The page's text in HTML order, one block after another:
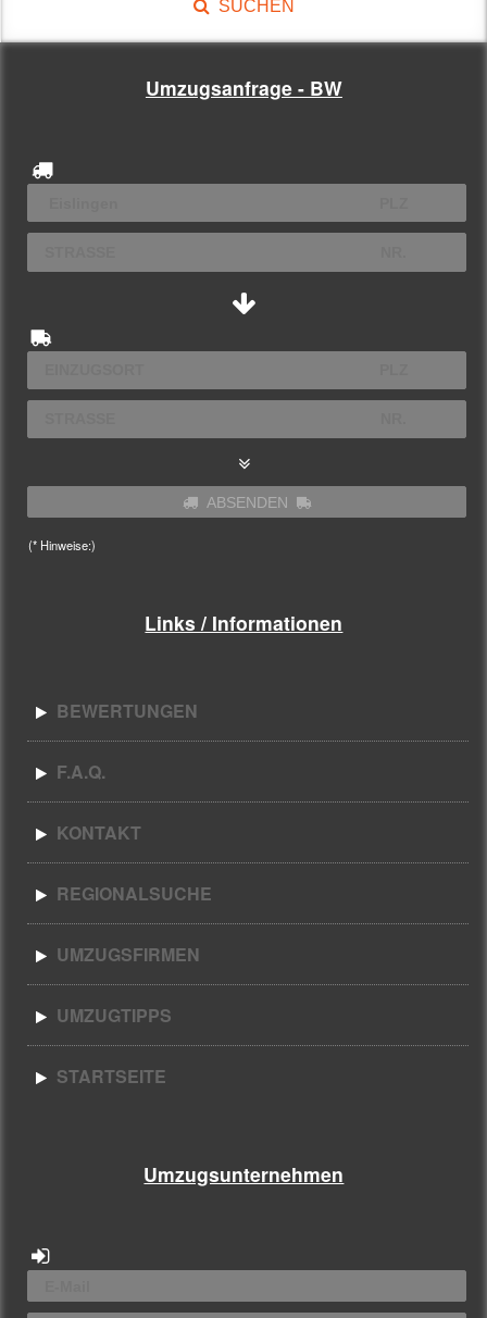
SUCHEN
Umzugsanfrage - BW
ABSENDEN
(* Hinweise:)
Links / Informationen
BEWERTUNGEN
F.A.Q.
KONTAKT
REGIONALSUCHE
UMZUGSFIRMEN
UMZUGTIPPS
STARTSEITE
Umzugsunternehmen